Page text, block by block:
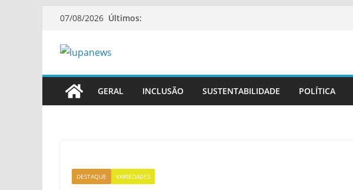
Pular07/08/2026 Últimos:
GERAL INCLUSÃO SUSTENTABILIDADE POLÍTICA
DESTAQUE VARIEDADES